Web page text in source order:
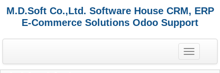
M.D.Soft Co.,Ltd. Software House CRM, ERP
E-Commerce Solutions Odoo Support
T
o
g